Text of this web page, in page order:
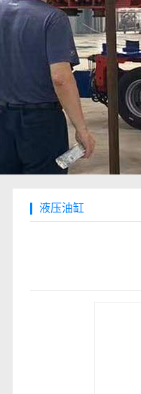
液压油缸